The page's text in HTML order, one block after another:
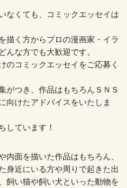
なくても、コミックエッセイは
描く方からプロの漫画家・イラ
んな方でも大歓迎です。
のコミックエッセイをご応募く
がつき、作品はもちろんＳＮＳ
向けたアドバイスをいたしま
しています！
内面を描いた作品はもちろん、
身近にいる方や周りで起きた出
飼い猫や飼い犬といった動物を